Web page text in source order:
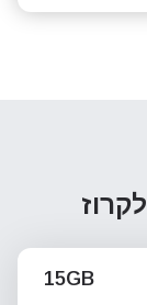
לקרוז
15GB